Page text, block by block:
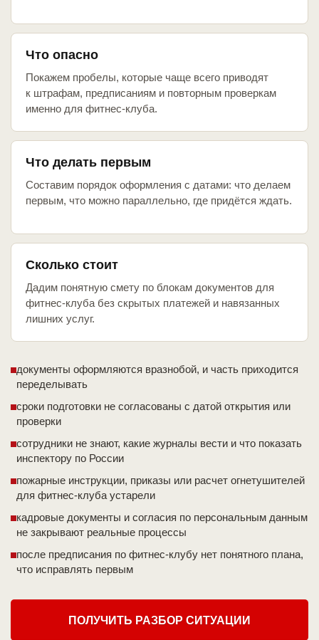
Что опасно
Покажем пробелы, которые чаще всего приводят
к штрафам, предписаниям и повторным проверкам
именно для фитнес-клуба.
Что делать первым
Составим порядок оформления с датами: что делаем
первым, что можно параллельно, где придётся ждать.
Сколько стоит
Дадим понятную смету по блокам документов для
фитнес-клуба без скрытых платежей и навязанных
лишних услуг.
документы оформляются вразнобой, и часть приходится
переделывать
сроки подготовки не согласованы с датой открытия или
проверки
сотрудники не знают, какие журналы вести и что показать
инспектору по России
пожарные инструкции, приказы или расчет огнетушителей
для фитнес-клуба устарели
кадровые документы и согласия по персональным данным
не закрывают реальные процессы
после предписания по фитнес-клубу нет понятного плана,
что исправлять первым
ПОЛУЧИТЬ РАЗБОР СИТУАЦИИ